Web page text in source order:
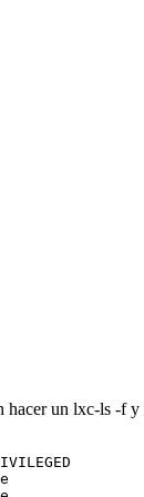
hacer un lxc-ls -